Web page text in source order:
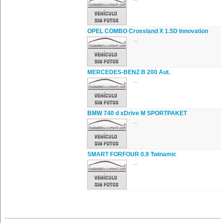
OPEL COMBO Crossland X 1.5D Innovation
MERCEDES-BENZ B 200 Aut.
BMW 740 d xDrive M SPORTPAKET
SMART FORFOUR 0.9 Twinamic